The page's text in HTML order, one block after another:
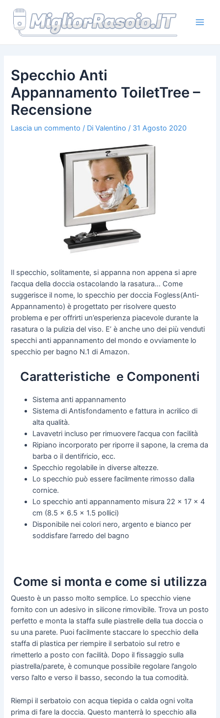
contenuto
Specchio Anti
Appannamento ToiletTree –
Recensione
Lascia un commento / DiValentino / 31 Agosto 2020
Il specchio, solitamente, si appanna non appena si apre
l’acqua della doccia ostacolando la rasatura… Come
suggerisce il nome, lo specchio per doccia Fogless(Anti-
Appannamento) è progettato per risolvere questo
problema e per offrirti un’esperienza piacevole durante la
rasatura o la pulizia del viso. E’ è anche uno dei più venduti
specchi anti appannamento del mondo e ovviamente lo
specchio per bagno N.1 di Amazon.
Caratteristiche e Componenti
Sistema anti appannamento
Sistema di Antisfondamento e fattura in acrilico di
alta qualità.
Lavavetri incluso per rimuovere l’acqua con facilità
Ripiano incorporato per riporre il sapone, la crema da
barba o il dentifricio, ecc.
Specchio regolabile in diverse altezze.
Lo specchio può essere facilmente rimosso dalla
cornice.
Lo specchio anti appannamento misura 22 x 17 x 4
cm (8.5 x 6.5 x 1.5 pollici)
Disponibile nei colori nero, argento e bianco per
soddisfare l’arredo del bagno
Come si monta e come si utilizza
Questo è un passo molto semplice. Lo specchio viene
fornito con un adesivo in silicone rimovibile. Trova un posto
perfetto e monta la staffa sulle piastrelle della tua doccia o
su una parete. Puoi facilmente staccare lo specchio della
staffa di plastica per riempire il serbatoio sul retro e
rimetterlo a posto con facilità. Dopo il fissaggio sulla
piastrella/parete, è comunque possibile regolare l’angolo
verso l’alto e verso il basso, secondo la tua comodità.
Riempi il serbatoio con acqua tiepida o calda ogni volta
prima di fare la doccia. Questo manterrà lo specchio alla